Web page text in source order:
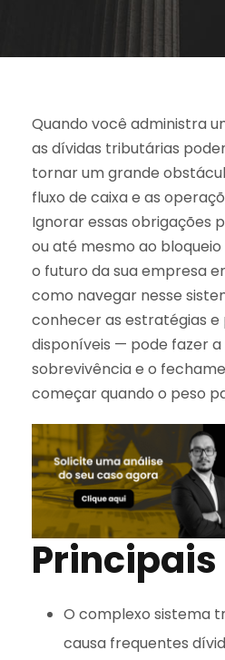
Quando você administra
as dívidas tributárias
tornar um grande
fluxo de caixa e as
Ignorar essas obrigações
ou até mesmo ao
o futuro da sua empresa
como navegar nesse
conhecer as estratégias
disponíveis — pode fazer
sobrevivência e o
começar quando o peso
Principais
O complexo sistema
causa frequentes